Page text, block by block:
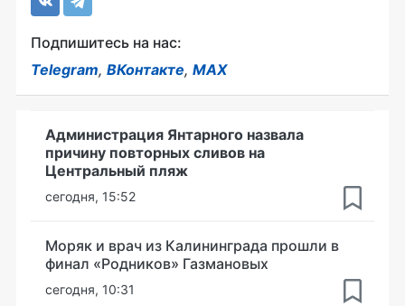
Подпишитесь на нас:
Telegram, ВКонтакте, MAX
Администрация Янтарного назвала
причину повторных сливов на
Центральный пляж
сегодня, 15:52
Моряк и врач из Калининграда прошли в
финал «Родников» Газмановых
сегодня, 10:31